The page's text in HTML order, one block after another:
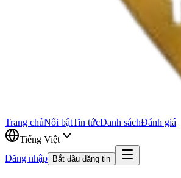
Trang chủNổi bậtTin tứcDanh sáchĐánh giá
Tiếng Việt
Đăng nhập
Bắt đầu đăng tin